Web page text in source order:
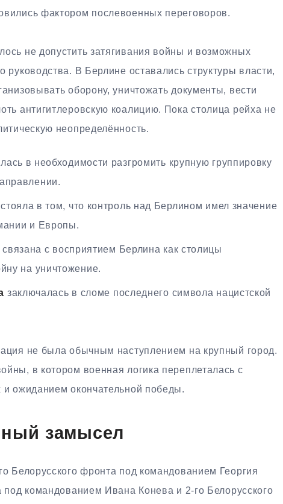
фактором послевоенных переговоров.
не допустить затягивания войны и возможных
руководства. В Берлине оставались структуры власти,
оборону, уничтожать документы, вести
антигитлеровскую коалицию. Пока столица рейха не
неопределённость.
в необходимости разгромить крупную группировку
в том, что контроль над Берлином имел значение
и Европы.
с восприятием Берлина как столицы
на уничтожение.
заключалась в сломе последнего символа нацистской
не была обычным наступлением на крупный город.
в котором военная логика переплеталась с
ожиданием окончательной победы.
замысел
Белорусского фронта под командованием Георгия
командованием Ивана Конева и 2-го Белорусского